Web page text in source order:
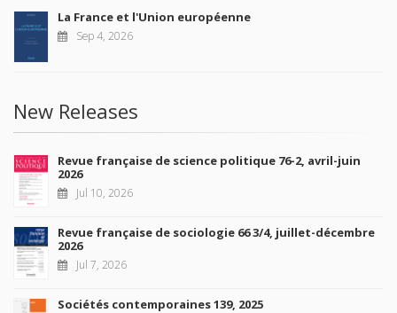
La France et l'Union européenne
Sep 4, 2026
New Releases
Revue française de science politique 76-2, avril-juin
2026
Jul 10, 2026
Revue française de sociologie 66 3/4, juillet-décembre
2026
Jul 7, 2026
Sociétés contemporaines 139, 2025